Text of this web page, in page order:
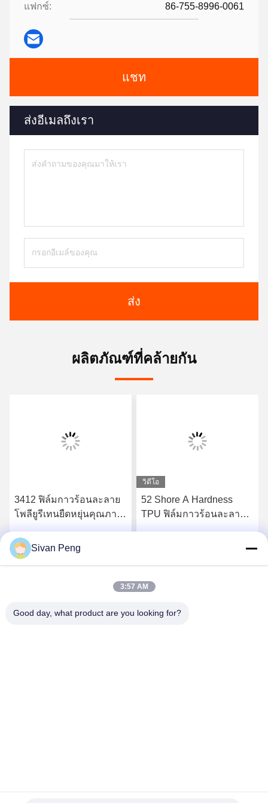
แฟกซ์: 86-755-8996-0061
แชท
ส่งอีเมลถึงเรา
ส่ง
ผลิตภัณฑ์ที่คล้ายกัน
3412 ฟิล์มกาวร้อนละลาย
โพลียูรีเทนยืดหยุ่นคุณภาพ
รับราคาที่ดีที่สุด
วิดีโอ
52 Shore A Hardness
TPU ฟิล์มกาวร้อนละลาย
Sivan Peng
3:57 AM
Good day, what product are you looking for?